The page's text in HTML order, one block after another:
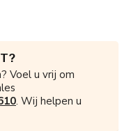
Voel u vrij om
. Wij helpen u